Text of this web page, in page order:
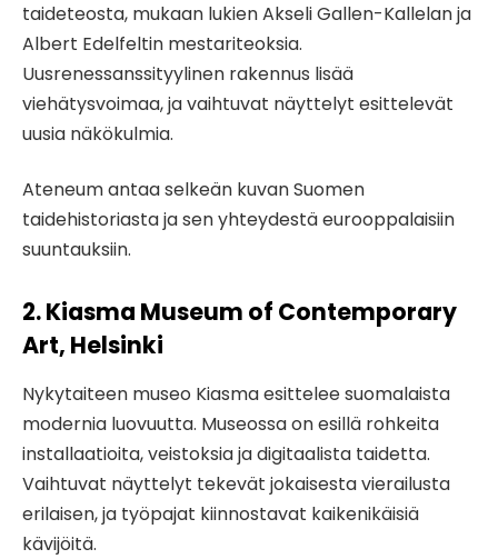
taideteosta, mukaan lukien Akseli Gallen-Kallelan ja
Albert Edelfeltin mestariteoksia.
Uusrenessanssityylinen rakennus lisää
viehätysvoimaa, ja vaihtuvat näyttelyt esittelevät
uusia näkökulmia.
Ateneum antaa selkeän kuvan Suomen
taidehistoriasta ja sen yhteydestä eurooppalaisiin
suuntauksiin.
2. Kiasma Museum of Contemporary
Art, Helsinki
Nykytaiteen museo Kiasma esittelee suomalaista
modernia luovuutta. Museossa on esillä rohkeita
installaatioita, veistoksia ja digitaalista taidetta.
Vaihtuvat näyttelyt tekevät jokaisesta vierailusta
erilaisen, ja työpajat kiinnostavat kaikenikäisiä
kävijöitä.